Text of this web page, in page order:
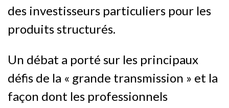
des investisseurs particuliers pour les
produits structurés.
Un débat a porté sur les principaux
défis de la « grande transmission » et la
façon dont les professionnels